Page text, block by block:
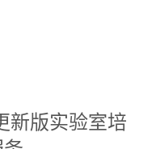
新版实验室培